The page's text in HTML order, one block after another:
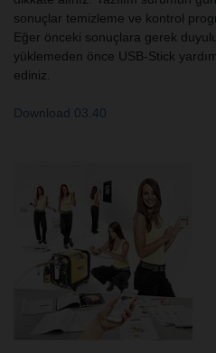
sonuçlar temizleme ve kontrol
Eğer önceki sonuçlara gerek
yüklemeden önce USB-Stick
ediniz.
Download 03.40